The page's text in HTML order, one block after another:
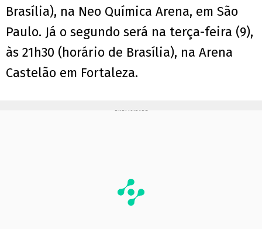
Brasília), na Neo Química Arena, em São
Paulo. Já o segundo será na terça-feira (9),
às 21h30 (horário de Brasília), na Arena
Castelão em Fortaleza.
PUBLICIDADE